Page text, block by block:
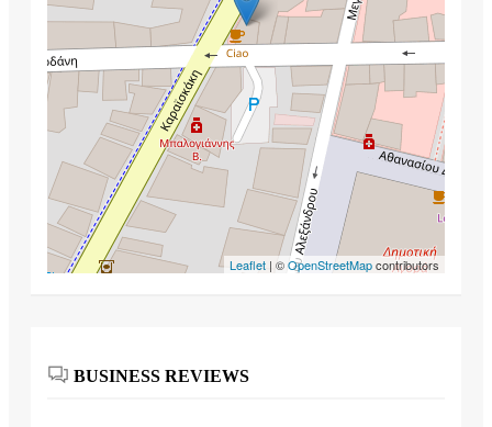
Leaflet | ©OpenStreetMapcontributors
BUSINESS REVIEWS